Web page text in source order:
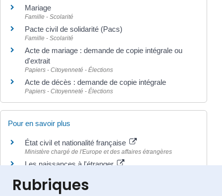
Mariage
Famille - Scolarité
Pacte civil de solidarité (Pacs)
Famille - Scolarité
Acte de mariage : demande de copie intégrale ou
d'extrait
Papiers - Citoyenneté - Élections
Acte de décès : demande de copie intégrale
Papiers - Citoyenneté - Élections
Pour en savoir plus
État civil et nationalité française
Ministère chargé de l'Europe et des affaires étrangères
Les naissances à l'étranger
Rubriques